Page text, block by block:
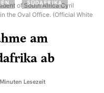
of South Africa Cyril
the Oval Office. (Official White
SÜDAFRIKA
am
ab
Lesezeit